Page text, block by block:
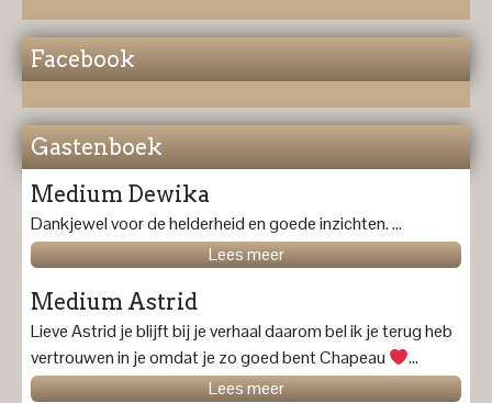
Facebook
Gastenboek
Medium Dewika
Dankjewel voor de helderheid en goede inzichten. ...
Lees meer
Medium Astrid
Lieve Astrid je blijft bij je verhaal daarom bel ik je terug heb
vertrouwen in je omdat je zo goed bent Chapeau
...
Lees meer